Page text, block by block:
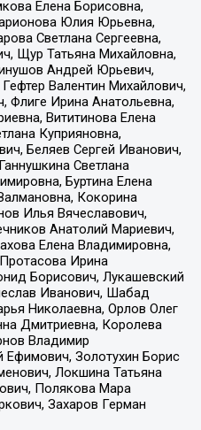
Елена Борисовна,
Юлия Юрьевна,
Светлана Сергеевна,
Щур Татьяна Михайловна,
Андрей Юрьевич,
Валентин Михайлович,
Флиге Ирина Анатольевна,
Вититинова Елена
Куприяновна,
Беляев Сергей Иванович,
Светлана
Буртина Елена
Кокорина
Илья Вячеславович,
Анатолий Мариевич,
Елена Владимировна,
Ирина
Борисович, Лукашевский
Иванович, Шабад
Николаевна, Орлов Олег
Дмитриевна, Королева
Владимир
Ефимович, Золотухин Борис
Локшина Татьяна
Полякова Мара
Захаров Герман